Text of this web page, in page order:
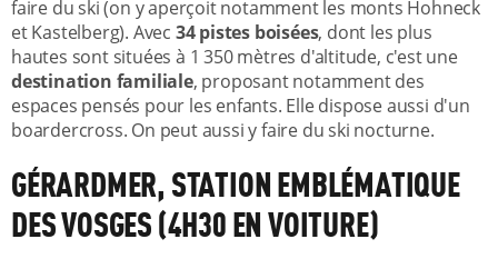
faire du ski (on y aperçoit notamment les monts Hohneck
et Kastelberg). Avec 34 pistes boisées, dont les plus
hautes sont situées à 1 350 mètres d'altitude, c'est une
destination familiale, proposant notamment des
espaces pensés pour les enfants. Elle dispose aussi d'un
boardercross. On peut aussi y faire du ski nocturne.
GÉRARDMER, STATION EMBLÉMATIQUE
DES VOSGES (4H30 EN VOITURE)